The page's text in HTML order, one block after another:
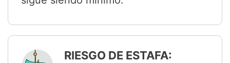
RIESGO DE ESTAFA: